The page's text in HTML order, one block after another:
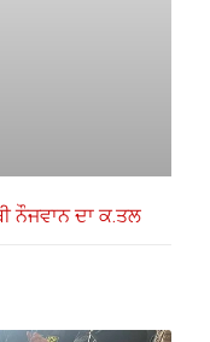
ਨੌਜਵਾਨ ਦਾ ਕ.ਤਲ